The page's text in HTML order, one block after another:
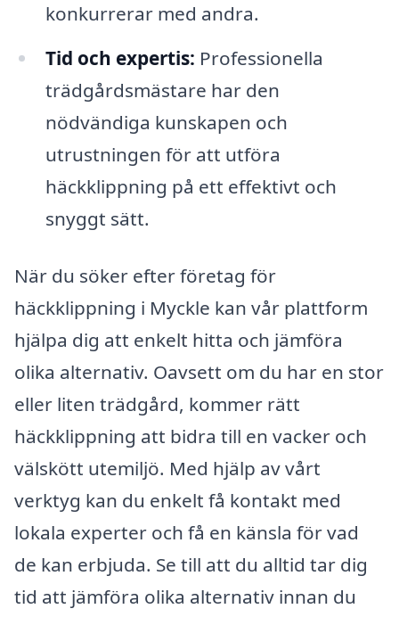
konkurrerar med andra.
Tid och expertis: Professionella
trädgårdsmästare har den
nödvändiga kunskapen och
utrustningen för att utföra
häckklippning på ett effektivt och
snyggt sätt.
När du söker efter företag för
häckklippning i Myckle kan vår plattform
hjälpa dig att enkelt hitta och jämföra
olika alternativ. Oavsett om du har en stor
eller liten trädgård, kommer rätt
häckklippning att bidra till en vacker och
välskött utemiljö. Med hjälp av vårt
verktyg kan du enkelt få kontakt med
lokala experter och få en känsla för vad
de kan erbjuda. Se till att du alltid tar dig
tid att jämföra olika alternativ innan du